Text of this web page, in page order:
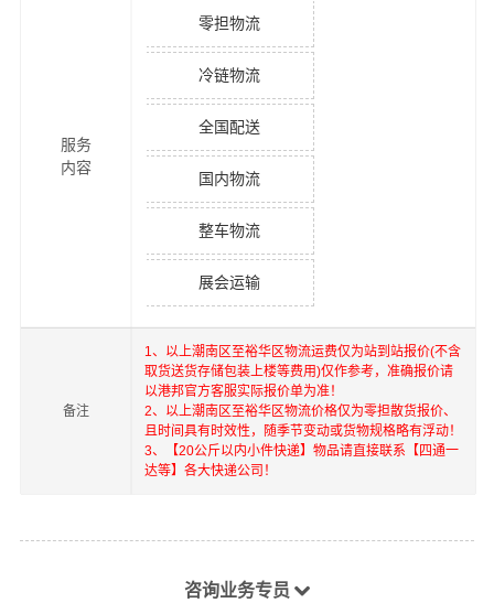
服务
内容
零担物流
冷链物流
全国配送
国内物流
整车物流
展会运输
备注
1、以上潮南区 至裕华区物流运费仅为站到站报价(不含
取货送货存储包装上楼等费用)仅作参考，准确报价请
以港邦官方客服实际报价单为准！
2、以上潮南区 至裕华区物流价格仅为零担散货报价、
且时间具有时效性，随季节变动或货物规格略有浮动！
3、【20公斤以内小件快递】物品请直接联系【四通一
达等】各大快递公司！
咨询业务专员